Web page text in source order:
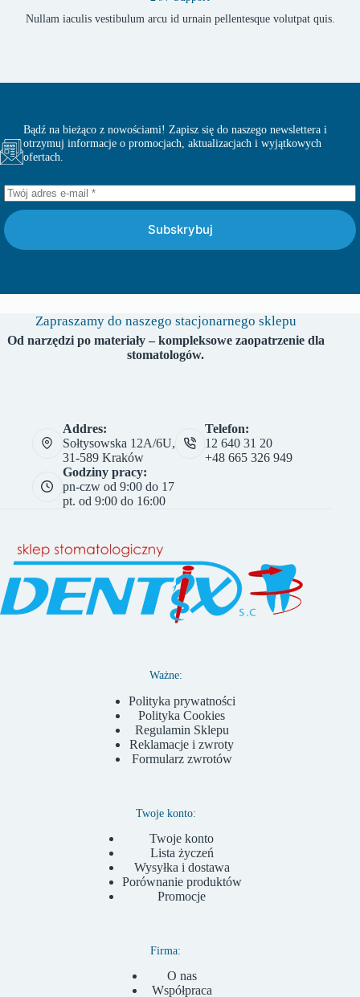
Nullam iaculis vestibulum arcu id urnain pellentesque volutpat quis.
Bądź na bieżąco z nowościami! Zapisz się do naszego newslettera i
otrzymuj informacje o promocjach, aktualizacjach i wyjątkowych
ofertach.
Subskrybuj
Zapraszamy do naszego stacjonarnego sklepu
Od narzędzi po materiały – kompleksowe zaopatrzenie dla
stomatologów.
Addres:
Sołtysowska 12A/6U,
31-589 Kraków
Telefon:
12 640 31 20
+48 665 326 949
Godziny pracy:
pn-czw od 9:00 do 17
pt. od 9:00 do 16:00
Ważne:
Polityka prywatności
Polityka Cookies
Regulamin Sklepu
Reklamacje i zwroty
Formularz zwrotów
Twoje konto:
Twoje konto
Lista życzeń
Wysyłka i dostawa
Porównanie produktów
Promocje
Firma:
O nas
Współpraca